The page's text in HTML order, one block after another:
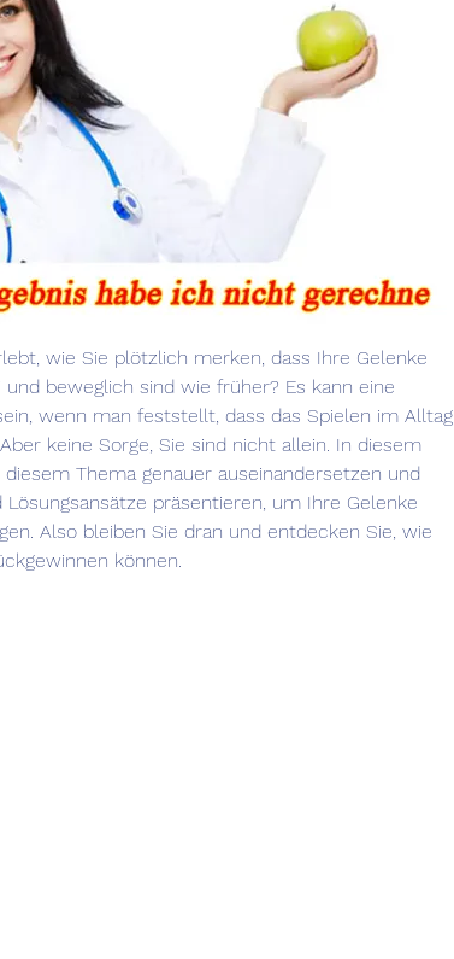
wie Sie plötzlich merken, dass Ihre Gelenke
beweglich sind wie früher? Es kann eine
wenn man feststellt, dass das Spielen im Alltag
keine Sorge, Sie sind nicht allein. In diesem
Thema genauer auseinandersetzen und
präsentieren, um Ihre Gelenke
Also bleiben Sie dran und entdecken Sie, wie
können.